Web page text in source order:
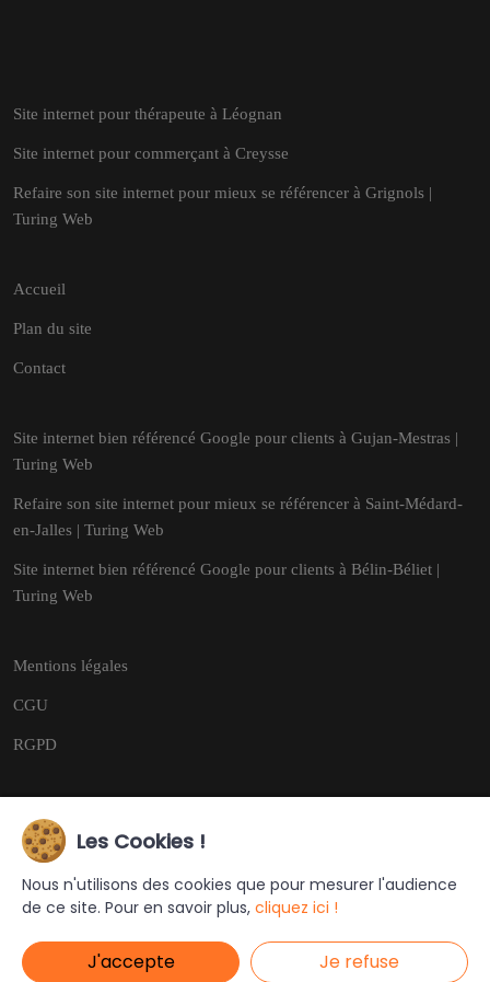
Site internet pour thérapeute à Léognan
Site internet pour commerçant à Creysse
Refaire son site internet pour mieux se référencer à Grignols |
Turing Web
Accueil
Plan du site
Contact
Site internet bien référencé Google pour clients à Gujan-Mestras |
Turing Web
Refaire son site internet pour mieux se référencer à Saint-Médard-
en-Jalles | Turing Web
Site internet bien référencé Google pour clients à Bélin-Béliet |
Turing Web
Mentions légales
CGU
RGPD
Copyright © 2026
Ce site a été créé et est géré par Turing Web
Les Cookies !
Nous n'utilisons des cookies que pour mesurer l'audience
de ce site. Pour en savoir plus, cliquez ici !
J'accepte Je refuse